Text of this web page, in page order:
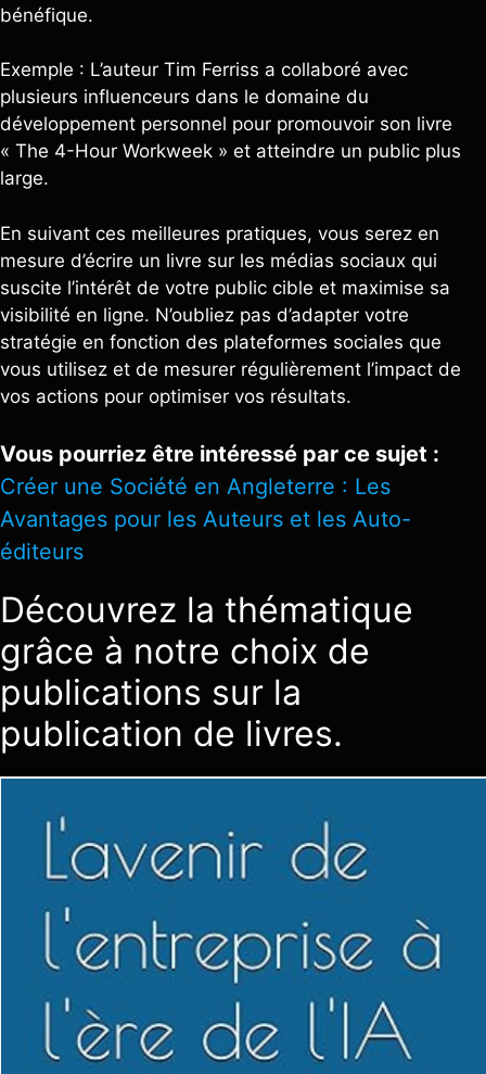
bénéfique.
Exemple : L’auteur Tim Ferriss a collaboré avec
plusieurs influenceurs dans le domaine du
développement personnel pour promouvoir son livre
« The 4-Hour Workweek » et atteindre un public plus
large.
En suivant ces meilleures pratiques, vous serez en
mesure d’écrire un livre sur les médias sociaux qui
suscite l’intérêt de votre public cible et maximise sa
visibilité en ligne. N’oubliez pas d’adapter votre
stratégie en fonction des plateformes sociales que
vous utilisez et de mesurer régulièrement l’impact de
vos actions pour optimiser vos résultats.
Vous pourriez être intéressé par ce sujet :
Créer une Société en Angleterre : Les
Avantages pour les Auteurs et les Auto-
éditeurs
Découvrez la thématique
grâce à notre choix de
publications sur la
publication de livres.